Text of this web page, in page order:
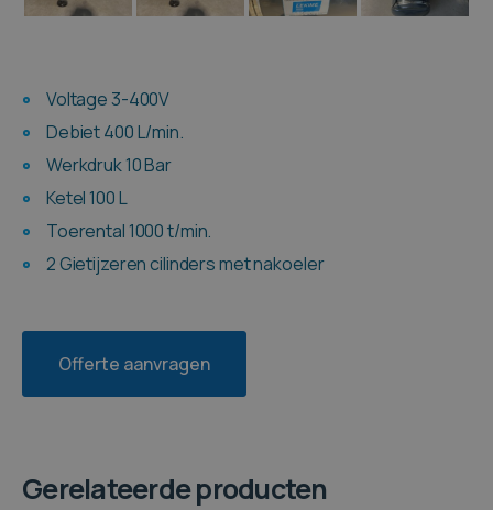
Voltage 3-400V
Debiet 400 L/min.
Werkdruk 10 Bar
Ketel 100 L
Toerental 1000 t/min.
2 Gietijzeren cilinders met nakoeler
Offerte aanvragen
Gerelateerde producten